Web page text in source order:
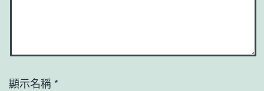
顯示名稱 *